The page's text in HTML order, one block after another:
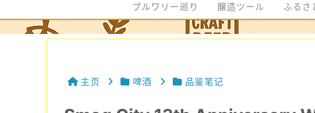
ブルワリー巡り 醸造ツール ふるさ
主页 啤酒 品鉴笔记